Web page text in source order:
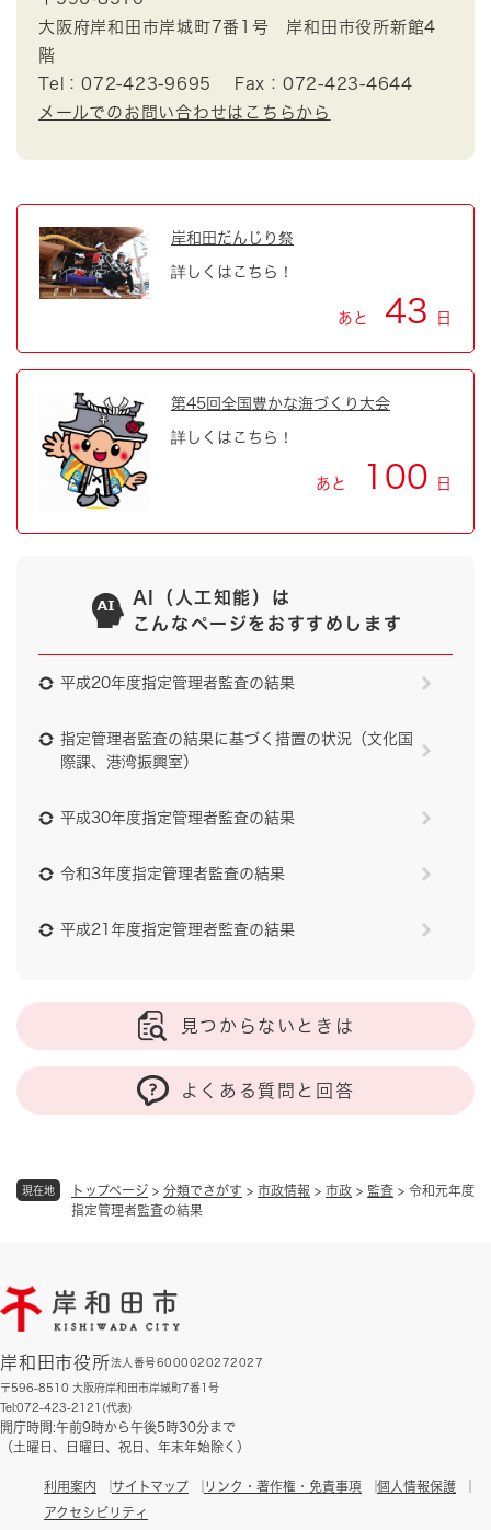
現在地 トップページ > 分類でさがす > 市政情報 > 市政 > 監査 > 令和元年度
指定管理者監査の結果
大阪府岸和田市岸城町7番1号 岸和田市役所新館4
階
Tel：072-423-9695
Fax：072-423-4644
メールでのお問い合わせはこちらから
岸和田だんじり祭
詳しくはこちら！
あと 43 日
第45回全国豊かな海づくり大会
詳しくはこちら！
あと 100 日
AI（人工知能）は
こんなページをおすすめします
平成20年度指定管理者監査の結果
指定管理者監査の結果に基づく措置の状況（文化国
際課、港湾振興室）
平成30年度指定管理者監査の結果
令和3年度指定管理者監査の結果
平成21年度指定管理者監査の結果
見つからないときは
よくある質問と回答
岸和田市役所法人番号6000020272027
〒596-8510 大阪府岸和田市岸城町7番1号
Tel:072-423-2121(代表)
開庁時間:午前9時から午後5時30分まで
（土曜日、日曜日、祝日、年末年始除く）
利用案内 サイトマップ リンク・著作権・免責事項
個人情報保護
アクセシビリティ